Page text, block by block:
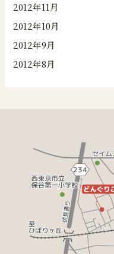
2012年11月
2012年10月
2012年9月
2012年8月